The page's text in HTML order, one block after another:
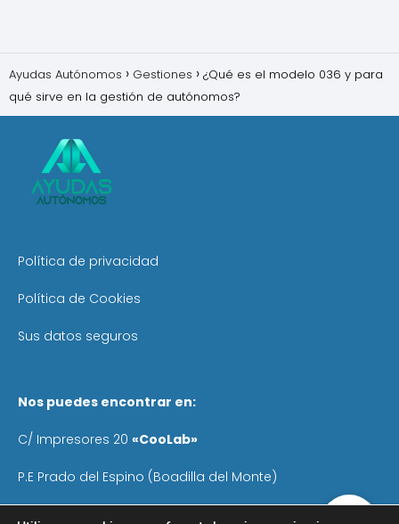
Ayudas Autónomos Gestiones
¿Qué es el modelo 036 y para
qué sirve en la gestión de autónomos?
Política de privacidad
Política de Cookies
Sus datos seguros
Nos puedes encontrar en:
C/ Impresores 20 «CooLab»
P.E Prado del Espino (Boadilla del Monte)